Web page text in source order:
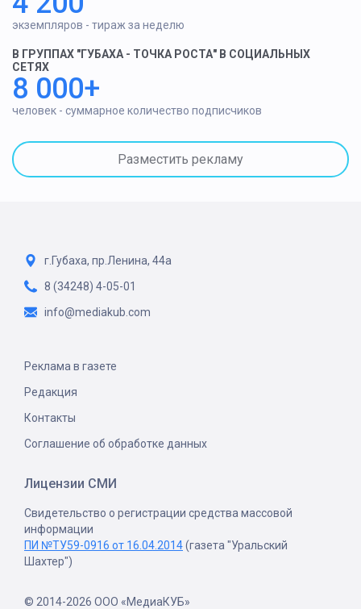
экземпляров - тираж за неделю
В ГРУППАХ "ГУБАХА - ТОЧКА РОСТА" В СОЦИАЛЬНЫХ
СЕТЯХ
8 000+
человек - суммарное количество подписчиков
Разместить рекламу
г.Губаха, пр.Ленина, 44а
8 (34248) 4-05-01
info@mediakub.com
Реклама в газете
Редакция
Контакты
Соглашение об обработке данных
Лицензии СМИ
Свидетельство о регистрации средства массовой
информации
ПИ №ТУ59-0916 от 16.04.2014(газета "Уральский
Шахтер")
© 2014-2026 ООО «МедиаКУБ»